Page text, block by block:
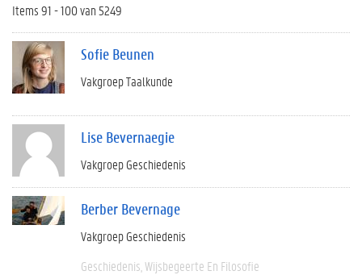
Items 91 - 100 van 5249
Sofie Beunen
Vakgroep Taalkunde
Lise Bevernaegie
Vakgroep Geschiedenis
Berber Bevernage
Vakgroep Geschiedenis
Geschiedenis Wijsbegeerte En Filosofie